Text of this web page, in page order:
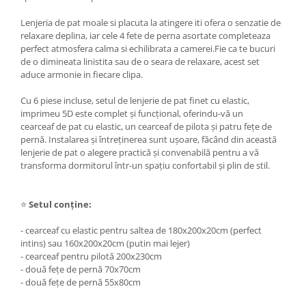
Lenjeria de pat moale si placuta la atingere iti ofera o senzatie de
relaxare deplina, iar cele 4 fete de perna asortate completeaza
perfect atmosfera calma si echilibrata a camerei.Fie ca te bucuri
de o dimineata linistita sau de o seara de relaxare, acest set
aduce armonie in fiecare clipa.
Cu 6 piese incluse, setul de lenjerie de pat finet cu elastic,
imprimeu 5D este complet și funcțional, oferindu-vă un
cearceaf de pat cu elastic, un cearceaf de pilota și patru fețe de
pernă. Instalarea și întreținerea sunt ușoare, făcând din această
lenjerie de pat o alegere practică și convenabilă pentru a vă
transforma dormitorul într-un spațiu confortabil și plin de stil.
⭐ Setul conține:
- cearceaf cu elastic pentru saltea de 180x200x20cm (perfect
intins) sau 160x200x20cm (putin mai lejer)
- cearceaf pentru pilotă 200x230cm
- două fețe de pernă 70x70cm
- două fețe de pernă 55x80cm